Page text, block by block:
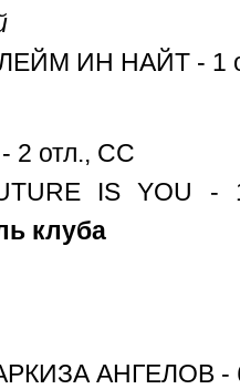
ИН НАЙТ - 1
2 отл., СС
IS YOU
клуба
АНГЕЛОВ -